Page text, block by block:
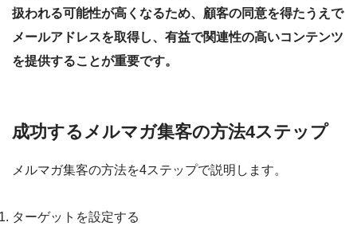
扱われる可能性が高くなるため、顧客の同意を得たうえで
メールアドレスを取得し、有益で関連性の高いコンテンツ
を提供することが重要です。
成功するメルマガ集客の方法4ステップ
メルマガ集客の方法を4ステップで説明します。
ターゲットを設定する